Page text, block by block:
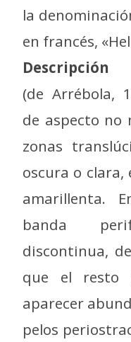
la
en francés,
Descripción
(de Arrébola,
de aspecto no
zonas
oscura o clara,
amarillenta.
banda
discontinua,
que el resto
aparecer
pelos